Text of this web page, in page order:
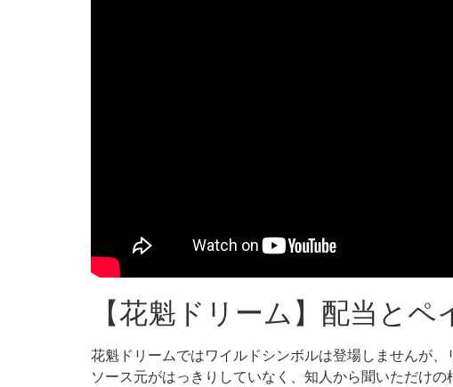
【花魁ドリーム】配当と
花魁ドリームではワイルドシンボルは登場しませんが
ソース元がはっきりしていなく、知人から聞いただけ